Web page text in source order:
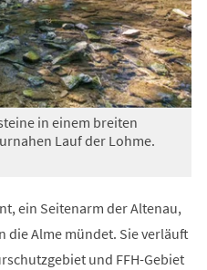
in einem breiten
Lauf der Lohme.
ein Seitenarm der Altenau,
die Alme mündet. Sie verläuft
und FFH-Gebiet